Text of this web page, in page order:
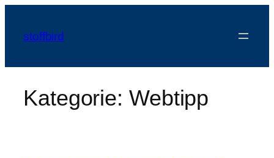
springen
stoffbird
Kategorie: Webtipp